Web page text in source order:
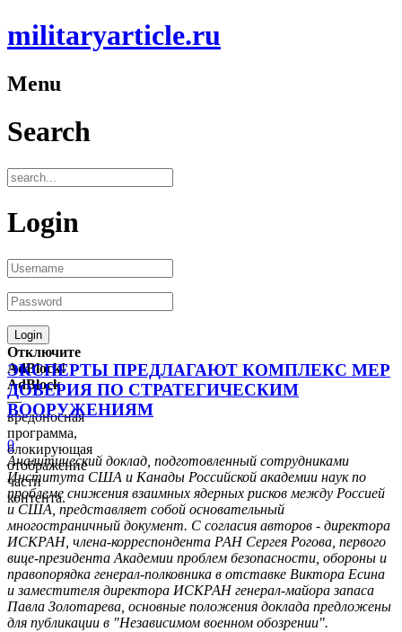
militaryarticle.ru
Menu
Search
Login
Отключите
AdBlock!
AdBlock
—
вредоносная
программа,
блокирующая
отображение
части
контента.
ЭКСПЕРТЫ ПРЕДЛАГАЮТ КОМПЛЕКС МЕР
ДОВЕРИЯ ПО СТРАТЕГИЧЕСКИМ
ВООРУЖЕНИЯМ
0
Аналитический доклад, подготовленный сотрудниками
Института США и Канады Российской академии наук по
проблеме снижения взаимных ядерных рисков между Россией
и США, представляет собой основательный
многостраничный документ. С согласия авторов - директора
ИСКРАН, члена-корреспондента РАН Сергея Рогова, первого
вице-президента Академии проблем безопасности, обороны и
правопорядка генерал-полковника в отставке Виктора Есина
и заместителя директора ИСКРАН генерал-майора запаса
Павла Золотарева, основные положения доклада предложены
для публикации в "Независимом военном обозрении".